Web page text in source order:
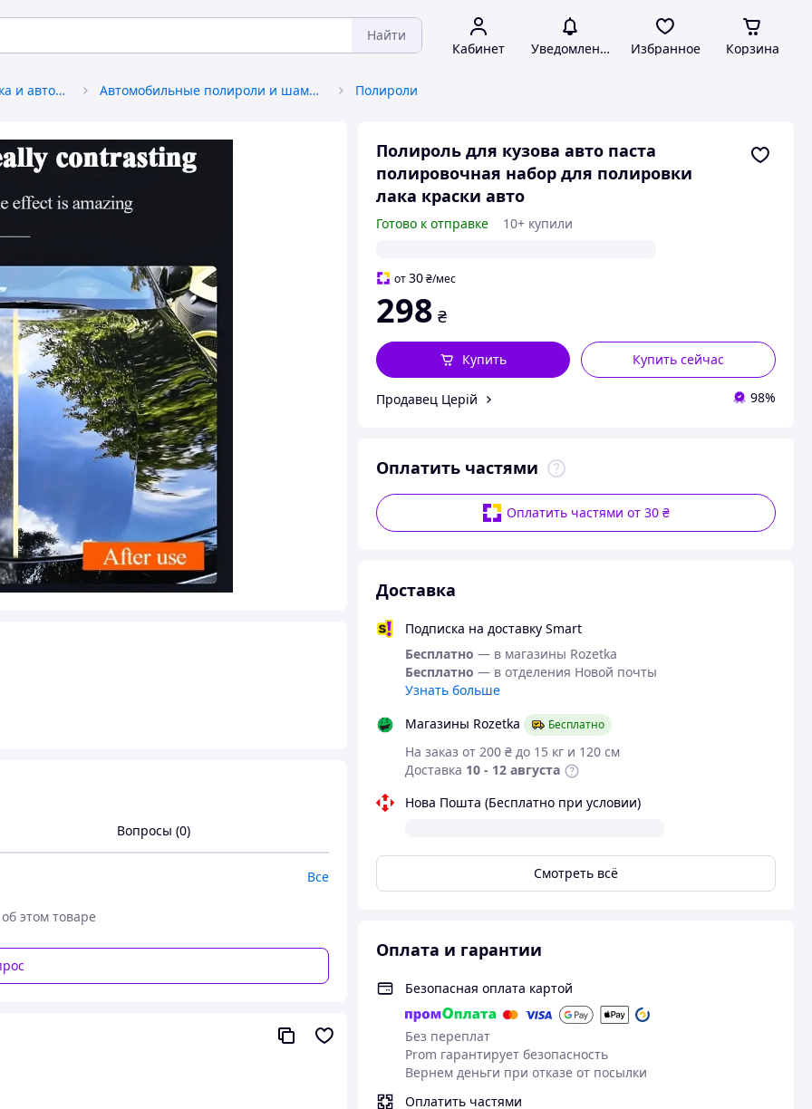
Найти
Кабинет Уведомления Избранное Корзина
Автохимия, автокосметика и автомасла Автомобильные полироли и шампуни Полироли
Полироль для кузова авто паста
полировочная набор для полировки
лака краски авто
Готово к отправке 10+ купили
от30 ₴/мес
298 ₴
Купить сейчас
Купить
Продавец Церій 98%
Оплатить частями
Оплатить частями от 30 ₴
Доставка
Подписка на доставку Smart
Бесплатно — в магазины Rozetka
Бесплатно — в отделения Новой почты
Узнать больше
Магазины Rozetka
Бесплатно
На заказ от 200 ₴ до 15 кг и 120 см
Доставка 10 - 12 августа
Нова Пошта (Бесплатно при условии)
Смотреть всё
Оплата и гарантии
Безопасная оплата картой
Без переплат
Prom гарантирует безопасность
Вернем деньги при отказе от посылки
Оплатить частями
Вопросы (0)
Все
этом товаре